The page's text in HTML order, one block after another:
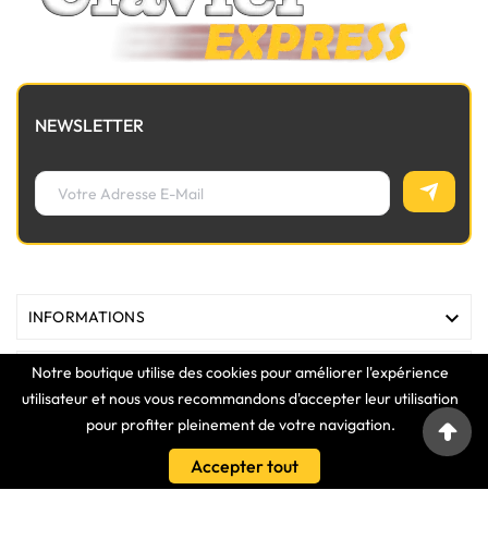
Notre boutique utilise des cookies pour améliorer l'expérience
utilisateur et nous vous recommandons d'accepter leur utilisation
pour profiter pleinement de votre navigation.
Accepter tout
NEWSLETTER
INFORMATIONS 
MAGASIN 

VOTRE COMPTE 